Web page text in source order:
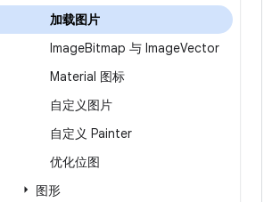
加载图片
ImageBitmap 与 ImageVector
Material 图标
自定义图片
自定义 Painter
优化位图
图形